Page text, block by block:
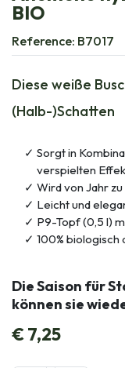
BIO
Reference: B7017
Diese weiße
(Halb-)Schatten
Sorgt in
verspielten
Wird von Jahr
Leicht und
P9-Topf (0,5 l)
100% biologisch
Die Saison für
können sie
€7,25